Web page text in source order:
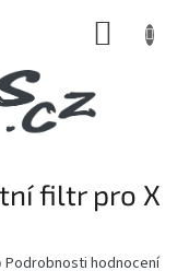
filtr pro X
Podrobnosti hodnocení